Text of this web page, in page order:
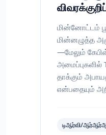
மின்னோட்டம்
மின்னழுத்த
—மேலும்
அமைப்புகளில்
தாக்கும்
என்பதையும்
டிஆர்வி/